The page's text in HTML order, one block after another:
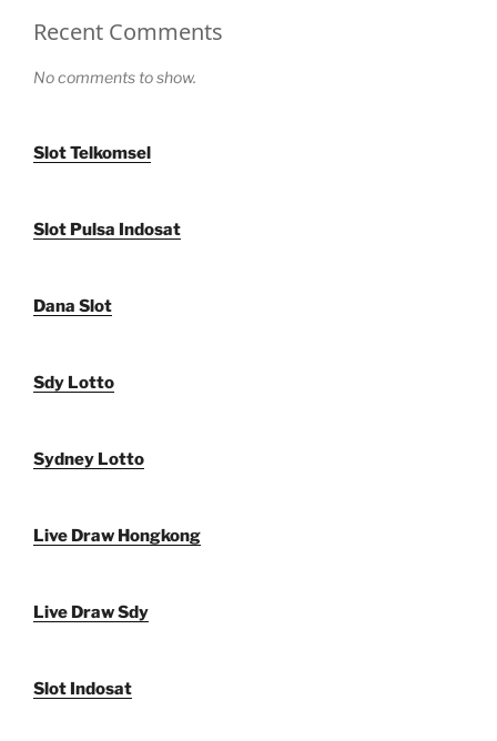
Recent Comments
No comments to show.
Slot Telkomsel
Slot Pulsa Indosat
Dana Slot
Sdy Lotto
Sydney Lotto
Live Draw Hongkong
Live Draw Sdy
Slot Indosat